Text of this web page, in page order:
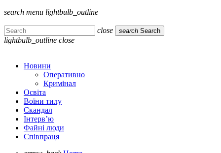
search menu lightbulb_outline
close search Search
lightbulb_outline close
Новини
Оперативно
Кримінал
Освіта
Воїни тилу
Скандал
Інтерв’ю
Файні люди
Співпраця